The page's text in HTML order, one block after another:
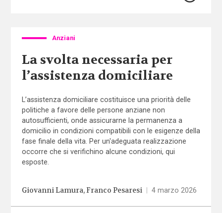
Anziani
La svolta necessaria per
l’assistenza domiciliare
L’assistenza domiciliare costituisce una priorità delle
politiche a favore delle persone anziane non
autosufficienti, onde assicurarne la permanenza a
domicilio in condizioni compatibili con le esigenze della
fase finale della vita. Per un'adeguata realizzazione
occorre che si verifichino alcune condizioni, qui
esposte.
Giovanni Lamura Franco Pesaresi | 4 marzo 2026